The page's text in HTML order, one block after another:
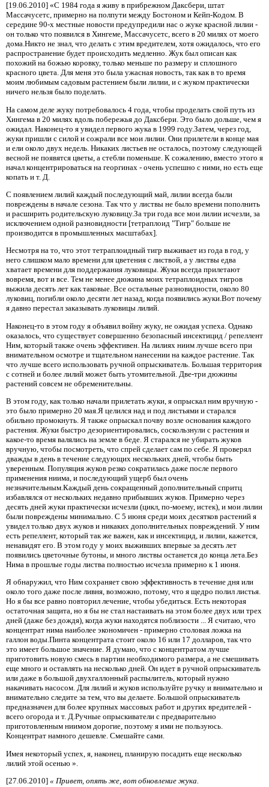
[19.06.2010] «С 1984 года я живу в прибрежном Даксбери, штат
Массачусетс, примерно на полпути между Бостоном и Кейп-Кодом. В
середине 90-х местные новости предупредили нас о жуке красной лилии -
он только что появился в Хингеме, Массачусетс, всего в 20 милях от моего
дома.Никто не знал, что делать с этим вредителем, хотя ожидалось, что его
распространение будет происходить медленно. Жук был описан как
похожий на божью коровку, только меньше по размеру и сплошного
красного цвета. Для меня это была ужасная новость, так как в то время
моим любимым садовым растением были лилии, и с жуком практически
ничего нельзя было поделать.
На самом деле жуку потребовалось 4 года, чтобы проделать свой путь из
Хингема в 20 милях вдоль побережья до Даксбери. Это было дольше, чем я
ожидал. Наконец-то я увидел первого жука в 1999 году.Затем, через год,
жуки пришли с силой и сожрали все мои лилии. Они прилетели в конце мая
и ели около двух недель. Никаких листьев не осталось, поэтому следующей
весной не появятся цветы, а стебли поменьше. К сожалению, вместо этого я
начал концентрироваться на георгинах - очень успешно с ними, но есть еще
копать и т. Д.
С появлением лилий каждый последующий май, лилии всегда были
повреждены в начале сезона. Так что у листвы не было времени пополнить
и расширить родительскую луковицу.За три года все мои лилии исчезли, за
исключением одной разновидности [тетраплоид "Тигр" больше не
производится в промышленных масштабах].
Несмотря на то, что этот тетраплоидный тигр выживает из года в год, у
него слишком мало времени для цветения с листвой, а у листвы едва
хватает времени для поддержания луковицы. Жуки всегда прилетают
вовремя, вот и все. Тем не менее дюжина моих тетраплоидных тигров
выжила десять лет как таковые. Все остальные разновидности, около 80
луковиц, погибли около десяти лет назад, когда появились жуки.Вот почему
я давно перестал заказывать луковицы лилий.
Наконец-то в этом году я объявил войну жуку, не ожидая успеха. Однако
оказалось, что существует совершенно безопасный инсектицид / репеллент
Ним, который также очень эффективен. На лилиях ниим лучше всего при
внимательном осмотре и тщательном нанесении на каждое растение. Так
что лучше всего использовать ручной опрыскиватель. Большая территория
с сотней и более лилий может быть утомительной. Две-три дюжины
растений совсем не обременительны.
В этом году, как только начали прилетать жуки, я опрыскал ним вручную -
это было примерно 20 мая.Я целился над и под листьями и старался
обильно промокнуть. Я также опрыскал почву возле основания каждого
растения. Жуки быстро дезориентировались, соскользнули с растения и
какое-то время валялись на земле в беде. Я старался не убирать жуков
вручную, чтобы посмотреть, что спрей сделает сам по себе. Я проверял
дважды в день в течение следующих нескольких дней, чтобы быть
уверенным. Популяция жуков резко сократилась даже после первого
применения ниима, и последующий ущерб был очень
незначительным.Каждый день сокращенный дополнительный спритц
избавлялся от нескольких недавно прибывших жуков. Примерно через
десять дней жуки практически исчезли (цикл, по-моему, истек), и мои лилии
были повреждены минимально. С 5 июня среди моих десятков растений я
увидел только двух жуков и никаких дополнительных повреждений. У ним
есть репеллент, который так же важен, как и инсектицид, и лилии, кажется,
ненавидят его. В этом году у моих выживших впервые за десять лет
появились цветочные бутоны, и много листвы останется до конца лета.Без
Нима в прошлые годы листва полностью исчезла примерно к 1 июня.
Я обнаружил, что Ним сохраняет свою эффективность в течение дня или
около того даже после ливня, возможно, потому, что я щедро полил листья.
Но я бы все равно повторил лечение, чтобы убедиться. Есть некоторая
остаточная защита, но я бы не стал настаивать на этом более двух или трех
дней (даже без дождя), когда жуки находятся поблизости ... Я считаю, что
концентрат нима наиболее экономичен - примерно столовая ложка на
галлон воды.Пинта концентрата стоит около 16 или 17 долларов, так что
это имеет большое значение. Я думаю, что с концентратом лучше
приготовить новую смесь в партии необходимого размера, а не смешивать
еще много и оставлять на несколько дней. Он идет в ручной опрыскиватель
или даже в большой двухгаллонный распылитель, который нужно
накачивать насосом. Для лилий и жуков используйте ручку и внимательно и
внимательно следите за тем, что вы делаете. Большой опрыскиватель
предназначен для более крупных массовых работ и других вредителей -
всего огорода и т. Д.Ручные опрыскиватели с предварительно
приготовленным ниимом дорогие, поэтому я ими не пользуюсь.
Концентрат намного дешевле. Смешайте сами.
Имея некоторый успех, я, наконец, планирую посадить еще несколько
лилий этой осенью ».
[27.06.2010] « Привет, опять же, вот обновление жука.